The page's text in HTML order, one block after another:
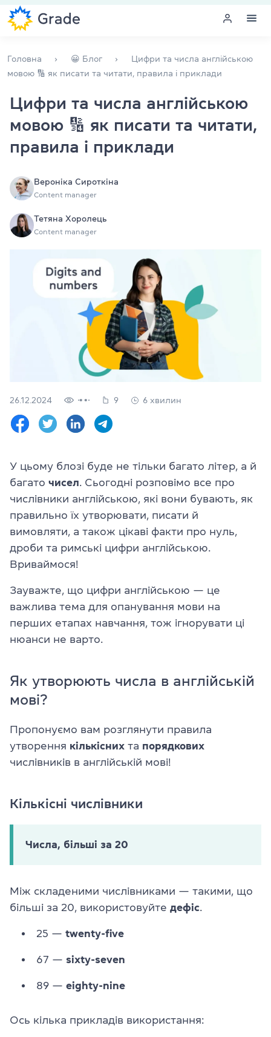
Навчання для викладачів
Англійська для компаній
Підготовка до іспитів
Перевіритисвійрівень
(050) 580 11 00
(063) 580 11 00
Дивитись на Google Maps
Головна 😀 Блог
Цифри та числа англійською
мовою 🔢 як писати та читати, правила і приклади
Цифри та числа англійською
мовою 🔢 як писати та читати,
правила і приклади
Вероніка Сироткіна
Content manager
Тетяна Хоролець
Content manager
26.12.2024 9 6 хвилин
У цьому блозі буде не тільки багато літер, а й
багато чисел . Сьогодні розповімо все про
числівники англійською, які вони бувають, як
правильно їх утворювати, писати й
вимовляти, а також цікаві факти про нуль,
дроби та римські цифри англійською.
Вриваймося!
Зауважте, що цифри англійською — це
важлива тема для опанування мови на
перших етапах навчання, тож ігнорувати ці
нюанси не варто.
Як утворюють числа в англійській
мові?
Пропонуємо вам розглянути правила
утворення кількісних та порядкових
числівників в англійській мові!
Кількісні числівники
Числа, більші за 20
Між складеними числівниками — такими, що
більші за 20, використовуйте дефіс
25 — twenty-five
67 — sixty-seven
89 — eighty-nine
Ось кілька прикладів використання: